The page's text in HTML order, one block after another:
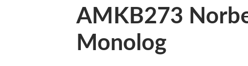
AMKB273
Monolog